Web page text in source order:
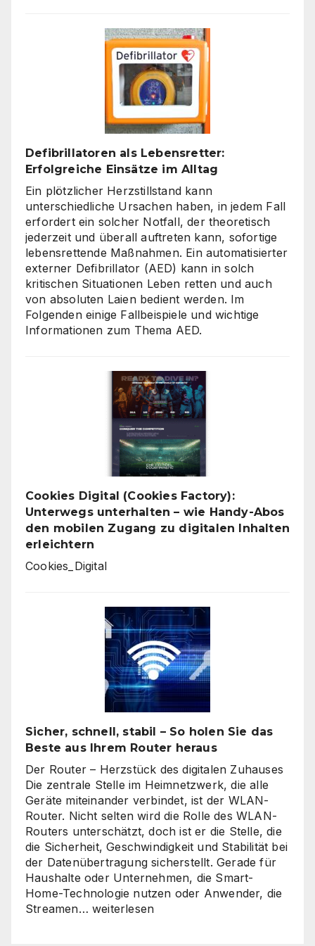
Rechner:
Von
Hardware
Online-
Tools
Defibrillatoren als Lebensretter:
Erfolgreiche Einsätze im Alltag
Ein plötzlicher Herzstillstand kann
unterschiedliche Ursachen haben, in jedem Fall
erfordert ein solcher Notfall, der theoretisch
jederzeit und überall auftreten kann, sofortige
lebensrettende Maßnahmen. Ein automatisierter
externer Defibrillator (AED) kann in solch
kritischen Situationen Leben retten und auch
von absoluten Laien bedient werden. Im
Folgenden einige Fallbeispiele und wichtige
Informationen zum Thema AED.
Cookies Digital (Cookies Factory):
Unterwegs unterhalten – wie Handy-Abos
den mobilen Zugang zu digitalen Inhalten
erleichtern
Cookies_Digital
Sicher, schnell, stabil – So holen Sie das
Beste aus Ihrem Router heraus
Der Router – Herzstück des digitalen Zuhauses
Die zentrale Stelle im Heimnetzwerk, die alle
Geräte miteinander verbindet, ist der WLAN-
Router. Nicht selten wird die Rolle des WLAN-
Routers unterschätzt, doch ist er die Stelle, die
die Sicherheit, Geschwindigkeit und Stabilität bei
der Datenübertragung sicherstellt. Gerade für
Haushalte oder Unternehmen, die Smart-
Home-Technologie nutzen oder Anwender, die
Streamen… Sicher,
weiterlesen